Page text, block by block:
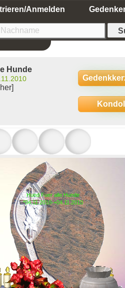
Anmelden
Hunde
Hund Fuer alle Hunde
*04.11.2010-+04.11.2010